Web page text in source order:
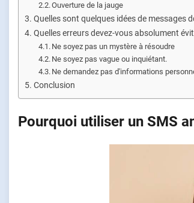
Ouverture de la jauge
Quelles sont quelques idées de messages
Quelles erreurs devez-vous absolument
Ne soyez pas un mystère à résoudre
Ne soyez pas vague ou inquiétant.
Ne demandez pas d'informations
Conclusion
Pourquoi utiliser un SMS